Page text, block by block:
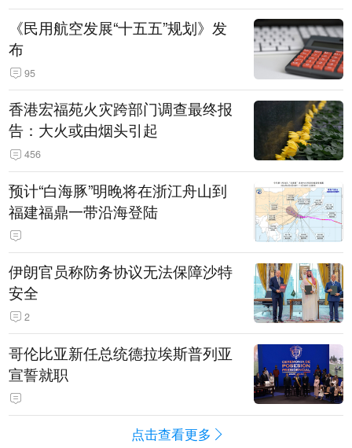
《民用航空发展“十五五”规划》发
布
95
香港宏福苑火灾跨部门调查最终报
告：大火或由烟头引起
456
预计“白海豚”明晚将在浙江舟山到
福建福鼎一带沿海登陆
伊朗官员称防务协议无法保障沙特
安全
2
哥伦比亚新任总统德拉埃斯普列亚
宣誓就职
点击查看更多